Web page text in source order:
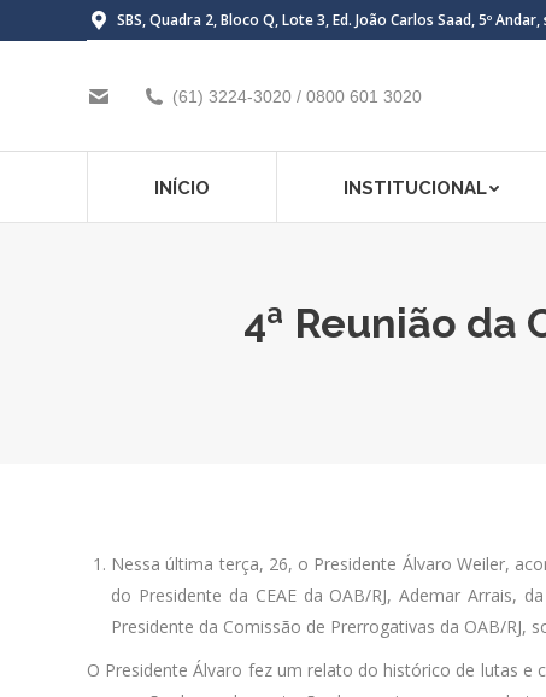
SBS, Quadra 2, Bloco Q, Lote 3, Ed. João Carlos Saad, 5º
(61) 3224-3020 / 0800 601 3020
INÍCIO INSTITUCIONAL
4ª Reunião da
Nessa última terça, 26, o Presidente Álvaro Weiler,
do Presidente da CEAE da OAB/RJ, Ademar Arrais,
Presidente da Comissão de Prerrogativas da OAB/RJ,
O Presidente Álvaro fez um relato do histórico de lutas e